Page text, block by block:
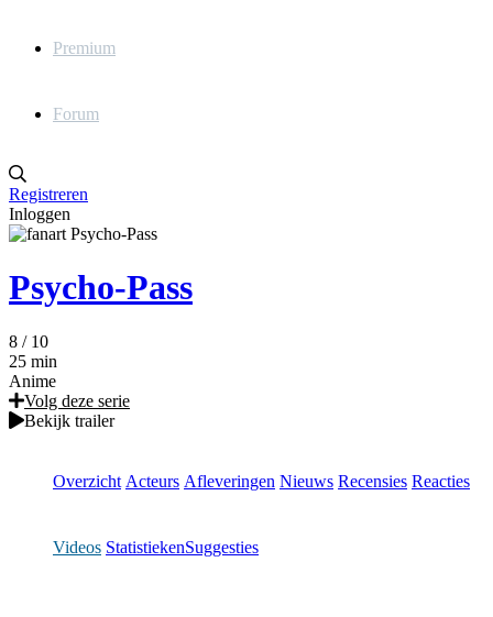
Premium
Forum
Registreren
Inloggen
Psycho-Pass
8 / 10
25 min
Anime
Volg deze serie
Bekijk trailer
Overzicht Acteurs Afleveringen Nieuws Recensies Reacties
Videos StatistiekenSuggesties